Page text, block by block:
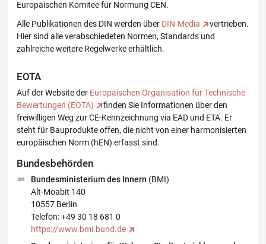
Europäischen Komitee für Normung CEN.
Alle Publikationen des DIN werden über DIN-Media
vertrieben.
Hier sind alle verabschiedeten Normen, Standards und
zahlreiche weitere Regelwerke erhältlich.
EOTA
Auf der Website der Europäischen Organisation für Technische
Bewertungen (EOTA)
finden Sie Informationen über den
freiwilligen Weg zur CE-Kennzeichnung via EAD und ETA. Er
steht für Bauprodukte offen, die nicht von einer harmonisierten
europäischen Norm (hEN) erfasst sind.
Bundesbehörden
Bundesministerium des Innern (BMI)
Alt-Moabit 140
10557 Berlin
Telefon: +49 30 18 681 0
https://www.bmi.bund.de